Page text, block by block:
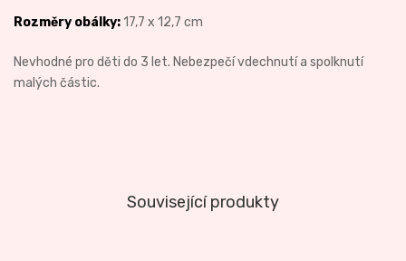
Rozměry obálky:17,7 x 12,7 cm
Nevhodné pro děti do 3 let. Nebezpečí vdechnutí a spolknutí
malých částic.
Související produkty